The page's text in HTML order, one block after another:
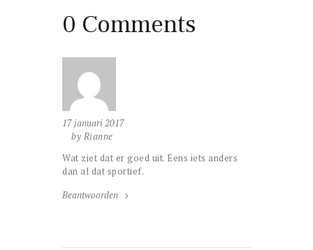
0 Comments
17 januari 2017
by Rianne
Wat ziet dat er goed uit. Eens iets anders
dan al dat sportief.
Beantwoorden